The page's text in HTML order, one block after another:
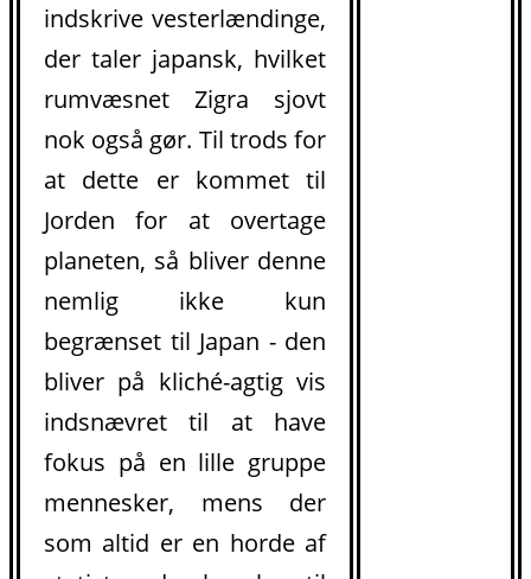
indskrive vesterlændinge,
der taler japansk, hvilket
rumvæsnet Zigra sjovt
nok også gør. Til trods for
at dette er kommet til
Jorden for at overtage
planeten, så bliver denne
nemlig ikke kun
begrænset til Japan - den
bliver på kliché-agtig vis
indsnævret til at have
fokus på en lille gruppe
mennesker, mens der
som altid er en horde af